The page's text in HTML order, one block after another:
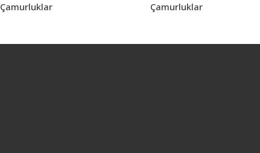
Çamurluklar
Çamurluklar